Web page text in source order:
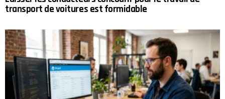
transport de voitures est formidable